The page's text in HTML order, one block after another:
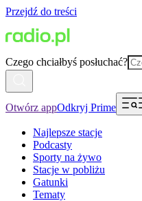
Przejdź do treści
Czego chciałbyś posłuchać?
Otwórz appOdkryj Prime
Najlepsze stacje
Podcasty
Sporty na żywo
Stacje w pobliżu
Gatunki
Tematy